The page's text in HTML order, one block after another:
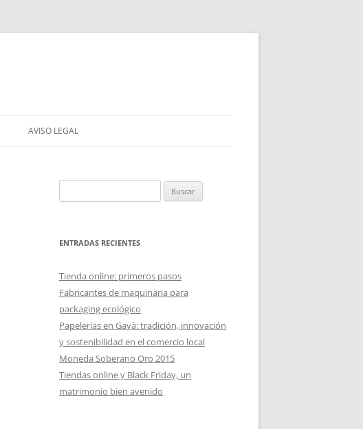
AVISO LEGAL
ENTRADAS RECIENTES
Tienda online: primeros pasos
Fabricantes de maquinaria para
packaging ecológico
Papelerías en Gavà: tradición, innovación
y sostenibilidad en el comercio local
Moneda Soberano Oro 2015
Tiendas online y Black Friday, un
matrimonio bien avenido